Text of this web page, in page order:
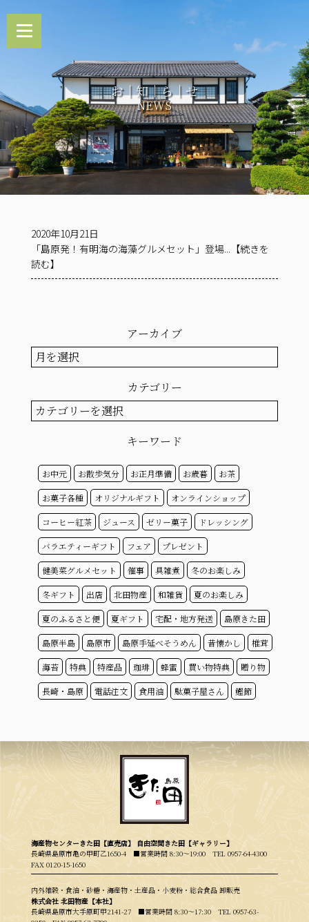
お｜知｜ら｜せ
NEWS
2020年10月21日
「島原発！有明海の海藻グルメセット」登場...【続きを
読む】
アーカイブ
ア
ー
ブ
カテゴリー
カ
テ
キーワード
お中元 お散歩気分 お正月準備 お歳暮 お茶
お菓子各種 オリジナルギフト オンラインショップ
コーヒー紅茶 ジュース ゼリー菓子 ドレッシング
バラエティーギフト フェア プレゼント
健美菜グルメセット 催事 具雑煮 冬のお楽しみ
冬ギフト 出店 北田物産 和雑貨 夏のお楽しみ
夏のふるさと便 夏ギフト 宅配・地方発送 島原きた田
島原半島 島原市 島原手延べそうめん 昔懐かし 椎茸
海苔 特典 特産品 珈琲 蜂蜜 買い物特典 贈り物
長崎・島原 電話注文 食用油 駄菓子屋さん 鰹節
海産物センターきた田【直売店】 自由空間きた田【ギャラリー】
長崎県島原市亀の甲町乙1650-4 ■営業時間 8:30〜19:00 TEL 0957-64-4300
FAX 0120-15-1650
内外雑穀・食油・砂糖・海産物・土産品・小麦粉・総合食品 卸販売
株式会社 北田物産【本社】
長崎県島原市大手原町甲2141-27 ■営業時間 8:30〜17:30 TEL 0957-63-